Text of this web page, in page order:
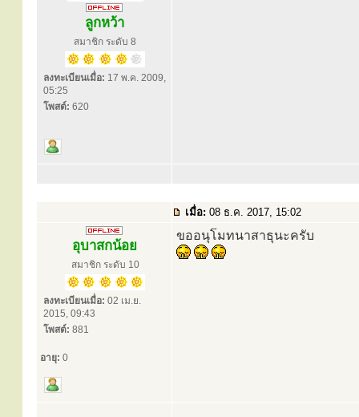
ลูกหว้า
สมาชิก ระดับ 8
ลงทะเบียนเมื่อ: 17 พ.ค. 2009,
05:25
โพสต์: 620
เมื่อ: 08 ธ.ค. 2017, 15:02
อุบาสกน้อย
สมาชิก ระดับ 10
ลงทะเบียนเมื่อ: 02 เม.ย.
2015, 09:43
โพสต์: 881
อายุ: 0
ขออนุโมทนาสาธุนะครับ